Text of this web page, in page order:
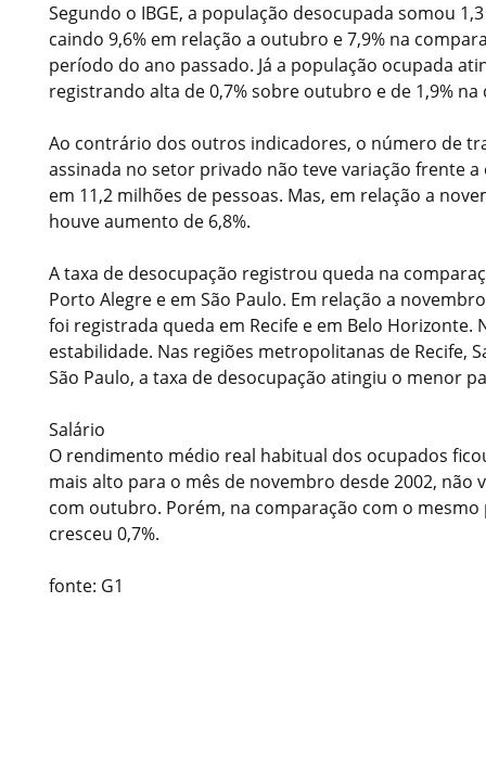
Segundo o IBGE, a população desocupada somou
caindo 9,6% em relação a outubro e 7,9% na
período do ano passado. Já a população ocupada
registrando alta de 0,7% sobre outubro e de 1,9%
Ao contrário dos outros indicadores, o número de
assinada no setor privado não teve variação frente
em 11,2 milhões de pessoas. Mas, em relação a
houve aumento de 6,8%.
A taxa de desocupação registrou queda na
Porto Alegre e em São Paulo. Em relação a
foi registrada queda em Recife e em Belo Horizonte.
estabilidade. Nas regiões metropolitanas de Recife,
São Paulo, a taxa de desocupação atingiu o menor
Salário
O rendimento médio real habitual dos ocupados
mais alto para o mês de novembro desde 2002, não
com outubro. Porém, na comparação com o
cresceu 0,7%.
fonte: G1